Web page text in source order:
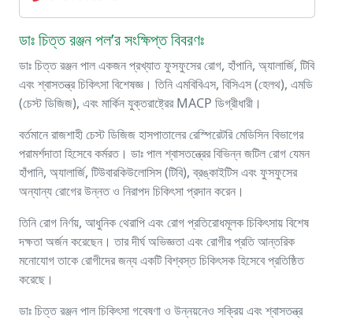
ডাঃ চিত্ত রঞ্জন পল’র সংক্ষিপ্ত বিবরণঃ
ডাঃ চিত্ত রঞ্জন পাল একজন প্রখ্যাত ফুসফুসের রোগ, হাঁপানি, অ্যালার্জি, টিবি
এবং শ্বাসতন্ত্র চিকিৎসা বিশেষজ্ঞ। তিনি এমবিবিএস, বিসিএস (হেলথ), এমডি
(চেস্ট ডিজিজ), এবং মার্কিন যুক্তরাষ্ট্রের MACP ডিগ্রীধারী।
বর্তমানে রাজশাহী চেস্ট ডিজিজ হাসপাতালের রেস্পিরেটরি মেডিসিন বিভাগের
পরামর্শদাতা হিসেবে কর্মরত। ডাঃ পাল শ্বাসতন্ত্রের বিভিন্ন জটিল রোগ যেমন
হাঁপানি, অ্যালার্জি, টিউবারকিউলোসিস (টিবি), ব্রঙ্কাইটিস এবং ফুসফুসের
অন্যান্য রোগের উন্নত ও নিরাপদ চিকিৎসা প্রদান করেন।
তিনি রোগ নির্ণয়, আধুনিক থেরাপি এবং রোগ প্রতিরোধমূলক চিকিৎসায় বিশেষ
দক্ষতা অর্জন করেছেন। তার দীর্ঘ অভিজ্ঞতা এবং রোগীর প্রতি আন্তরিক
মনোযোগ তাকে রোগীদের জন্য একটি বিশ্বস্ত চিকিৎসক হিসেবে প্রতিষ্ঠিত
করেছে।
ডাঃ চিত্ত রঞ্জন পাল চিকিৎসা গবেষণা ও উন্নয়নেও সক্রিয় এবং শ্বাসতন্ত্র